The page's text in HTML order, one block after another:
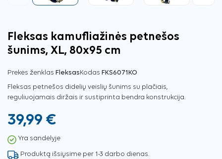
Fleksas kamufliažinės petnešos
šunims, XL, 80x95 cm
Prekės ženklas FleksasKodas FKS6071KO
Fleksas petnešos didelių veislių šunims su plačiais,
reguliuojamais diržais ir sustiprinta bendra konstrukcija.
39,99 €
Yra sandėlyje
Produktą išsiųsime per 1-3 darbo dienas.